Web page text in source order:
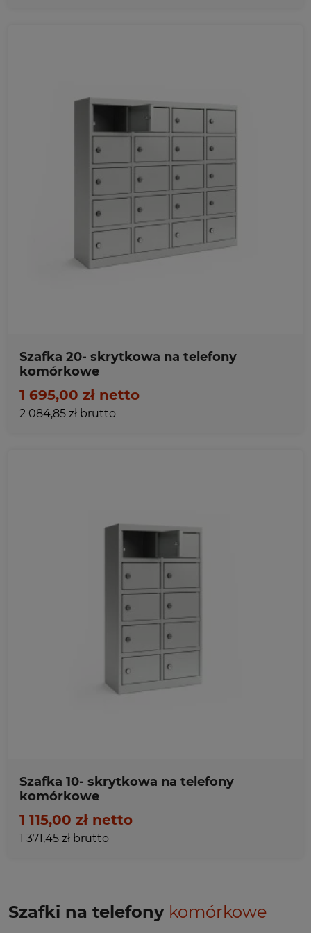
Szafki na telefony komórkowe
Ulubione
Szafka 20- skrytkowa na telefony
komórkowe
1 695,00 zł netto
2 084,85 zł brutto
Ulubione
Szafka 10- skrytkowa na telefony
komórkowe
1 115,00 zł netto
1 371,45 zł brutto